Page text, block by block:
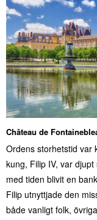
Château de
Ordens storhetstid var
kung, Filip IV, var
med tiden blivit en
Filip utnyttjade den
både vanligt folk,